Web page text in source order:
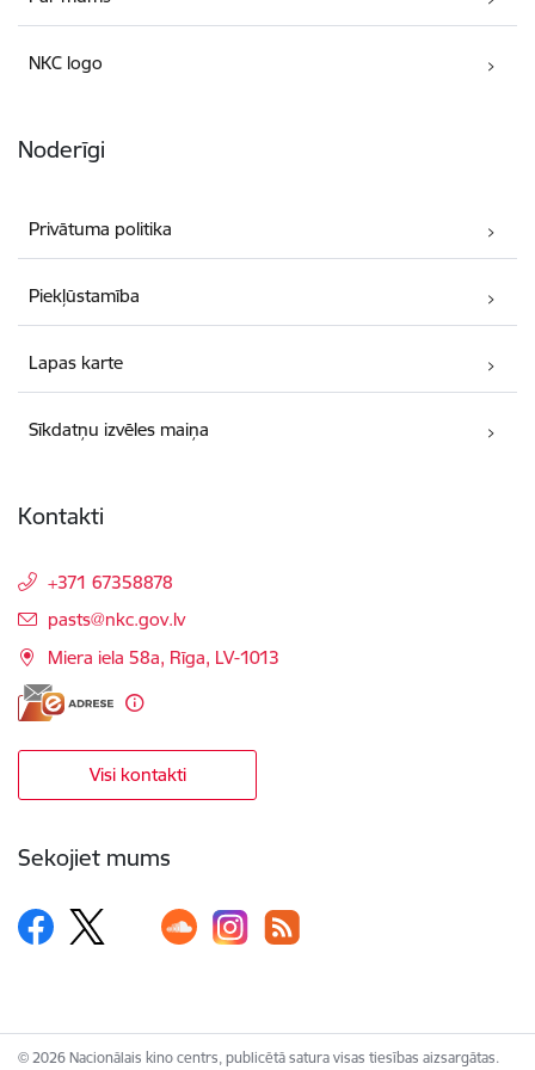
NKC logo
Noderīgi
Privātuma politika
Piekļūstamība
Lapas karte
Sīkdatņu izvēles maiņa
Kontakti
+371 67358878
E-pasts:
pasts@nkc.gov.lv
Miera iela 58a, Rīga, LV-1013
Visi kontakti
Sekojiet mums
© 2026 Nacionālais kino centrs, publicētā satura visas tiesības aizsargātas.